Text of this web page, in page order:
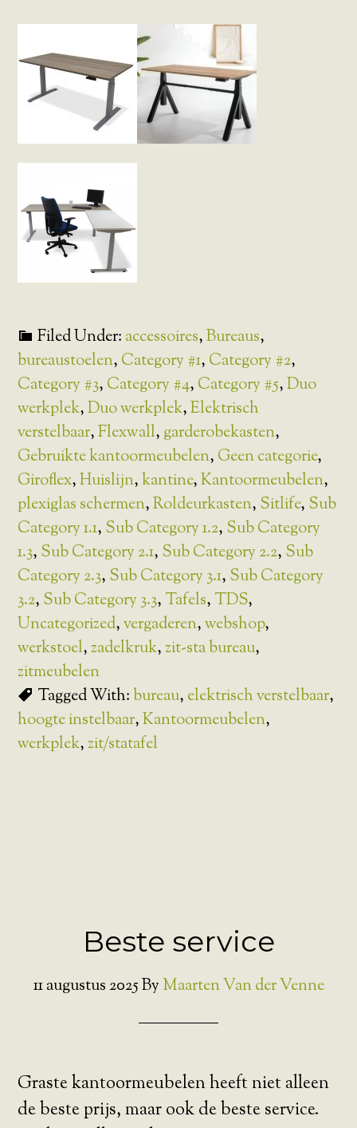
Filed Under: accessoires,Bureaus,
bureaustoelen, Category #1, Category #2,
Category #3, Category #4, Category #5,Duo
werkplek,Duo werkplek,Elektrisch
verstelbaar,Flexwall, garderobekasten,
Gebruikte kantoormeubelen, Geen categorie,
Giroflex,Huislijn,kantine,Kantoormeubelen,
plexiglas schermen,Roldeurkasten, Sitlife, Sub
Category 1.1, Sub Category 1.2, Sub Category
1.3, Sub Category 2.1, Sub Category 2.2, Sub
Category 2.3, Sub Category 3.1, Sub Category
3.2, Sub Category 3.3, Tafels, TDS,
Uncategorized,vergaderen,webshop,
werkstoel, zadelkruk, zit-sta bureau,
zitmeubelen
Tagged With:bureau, elektrisch verstelbaar,
hoogte instelbaar,Kantoormeubelen,
werkplek, zit/statafel
Beste service
11 augustus 2025By Maarten Van der Venne
Graste kantoormeubelen heeft niet alleen
de beste prijs, maar ook de beste service.